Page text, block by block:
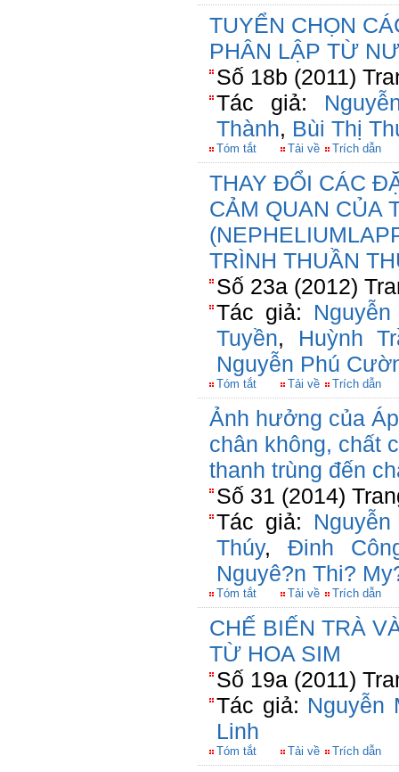
TUYỂN CHỌN
PHÂN LẬP TỪ
Số 18b (2011)
Tác giả:
Thành, Bùi Thị
Tóm tắt Tải về Trích dẫn
THAY ĐỔI CÁC
CẢM QUAN CỦA
TRÌNH THUẦN
Số 23a (2012)
Tác giả:
Tuyền, Huỳnh
Nguyễn Phú
Tóm tắt Tải về Trích dẫn
Ảnh hưởng của
chân không, chất
thanh trùng đến
Số 31 (2014)
Tác giả:
Thúy, Đinh
Nguyê?n Thi?
Tóm tắt Tải về Trích dẫn
CHẾ BIẾN TRÀ
TỪ HOA SIM
Số 19a (2011)
Tác giả: Nguyễn
Linh
Tóm tắt Tải về Trích dẫn